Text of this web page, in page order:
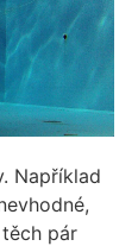
Například
pár